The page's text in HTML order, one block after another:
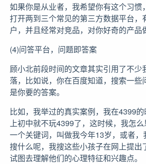
如果你是从业者，我希望你有这个习惯
打开两到三个常见的第三方数据平台，
户，并且经常对竞品，对你好奇的产品
(4)问答平台，问题即答案
顾小北前段时间的文章其实引用了不少
落，比如说，你在百度知道，搜索一些
是你要的答案。
比如，我举过的真实案例，我在4399
上初中就不玩4399了，这时候，我怎
一个关键词，叫做我今年13岁，或者
搜什么呢，我搜这些小孩子在网上提出
试图去理解他们的心理特征和兴趣点。